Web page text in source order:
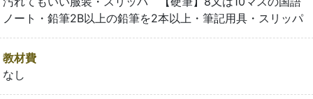
ノート・鉛筆2B以上の鉛筆を2本以上・筆記用具・スリッパ
教材費
なし